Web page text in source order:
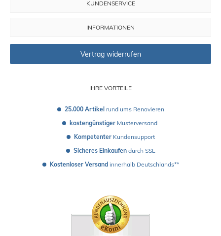
IHRE VORTEILE
25.000 Artikel rund ums Renovieren
kostengünstiger Musterversand
Kompetenter Kundensupport
Sicheres Einkaufen durch SSL
Kostenloser Versand innerhalb Deutschlands**
KUNDENSERVICE
INFORMATIONEN
Vertrag widerrufen